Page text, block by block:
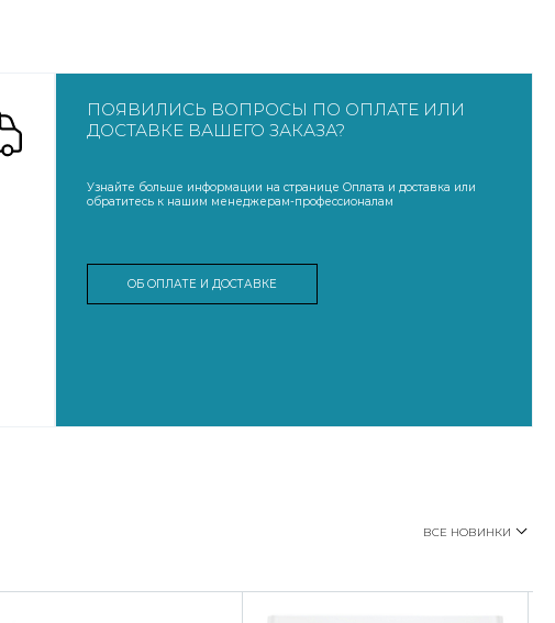
ПОЯВИЛИСЬ ВОПРОСЫ ПО ОПЛАТЕ ИЛИ
ДОСТАВКЕ ВАШЕГО ЗАКАЗА?
Узнайте больше информации на странице Оплата и доставка или
обратитесь к нашим менеджерам-профессионалам
ОБ ОПЛАТЕ И ДОСТАВКЕ
ВСЕ НОВИНКИ